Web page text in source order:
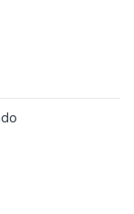
opciones se